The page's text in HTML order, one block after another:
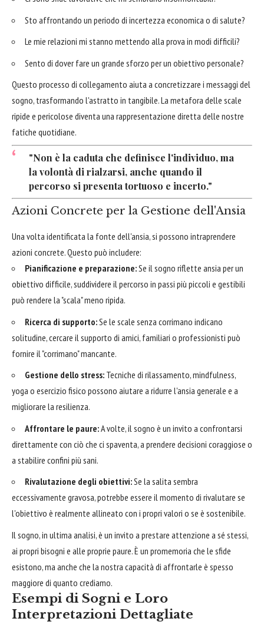
Sto affrontando un periodo di incertezza economica o di salute?
Le mie relazioni mi stanno mettendo alla prova in modi difficili?
Sento di dover fare un grande sforzo per un obiettivo personale?
Questo processo di collegamento aiuta a concretizzare i messaggi del
sogno, trasformando l'astratto in tangibile. La metafora delle scale
ripide e pericolose diventa una rappresentazione diretta delle nostre
fatiche quotidiane.
"Non è la caduta che definisce l'individuo, ma
la volontà di rialzarsi, anche quando il
percorso si presenta tortuoso e incerto."
Azioni Concrete per la Gestione dell'Ansia
Una volta identificata la fonte dell'ansia, si possono intraprendere
azioni concrete. Questo può includere:
Pianificazione e preparazione:Se il sogno riflette ansia per un
obiettivo difficile, suddividere il percorso in passi più piccoli e gestibili
può rendere la "scala" meno ripida.
Ricerca di supporto:Se le scale senza corrimano indicano
solitudine, cercare il supporto di amici, familiari o professionisti può
fornire il "corrimano" mancante.
Gestione dello stress: Tecniche di rilassamento, mindfulness,
yoga o esercizio fisico possono aiutare a ridurre l'ansia generale e a
migliorare la resilienza.
Affrontare le paure:A volte, il sogno è un invito a confrontarsi
direttamente con ciò che ci spaventa, a prendere decisioni coraggiose o
a stabilire confini più sani.
Rivalutazione degli obiettivi:Se la salita sembra
eccessivamente gravosa, potrebbe essere il momento di rivalutare se
l'obiettivo è realmente allineato con i propri valori o se è sostenibile.
Il sogno, in ultima analisi, è un invito a prestare attenzione a sé stessi,
ai propri bisogni e alle proprie paure. È un promemoria che le sfide
esistono, ma anche che la nostra capacità di affrontarle è spesso
maggiore di quanto crediamo.
Esempi di Sogni e Loro
Interpretazioni Dettagliate